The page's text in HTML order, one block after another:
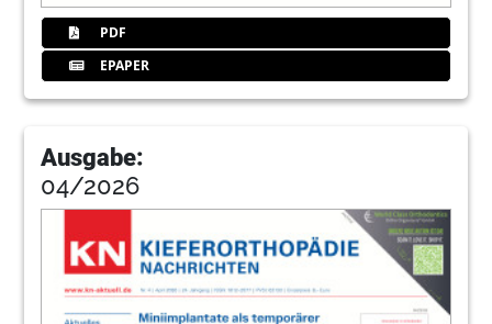
PDF
EPAPER
Ausgabe:
04/2026